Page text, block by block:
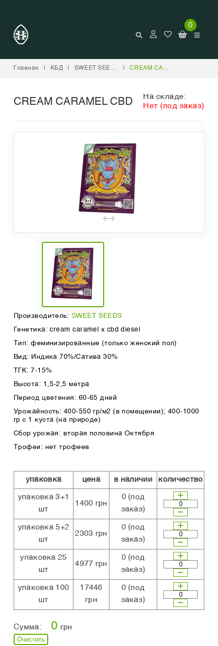
0
Главная КБД SWEET SEEDS CREAM CARAMEL CBD
CREAM CARAMEL CBD
На складе:
Нет (под заказ)
Производитель: SWEET SEEDS
Генетика: cream caramel x cbd diesel
Тип: феминизированные (только женский пол)
Вид: Индика 70%/Сатива 30%
ТГК: 7-15%
Высота: 1,5-2,5 метра
Период цветения: 60-65 дней
Урожайность: 400-550 гр/м2 (в помещении); 400-1000
гр с 1 куста (на природе)
Сбор урожая: вторая половина Октября
Трофеи: нет трофеев
упаковка цена в наличии количество
упаковка 3+1
шт
1400 грн
0(под
заказ)
упаковка 5+2
шт
2303 грн
0(под
заказ)
упаковка 25
шт
4977 грн
0(под
заказ)
упаковка 100
шт
17446
грн
0(под
заказ)
Сумма: 0 грн
Очистить